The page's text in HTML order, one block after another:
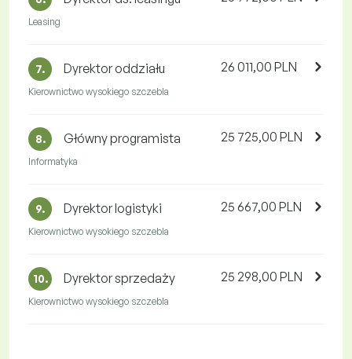
Leasing
7. Dyrektor oddziału
Kierownictwo wysokiego szczebla
26 011,00 PLN
8. Główny programista
Informatyka
25 725,00 PLN
9. Dyrektor logistyki
Kierownictwo wysokiego szczebla
25 667,00 PLN
10. Dyrektor sprzedaży
Kierownictwo wysokiego szczebla
25 298,00 PLN